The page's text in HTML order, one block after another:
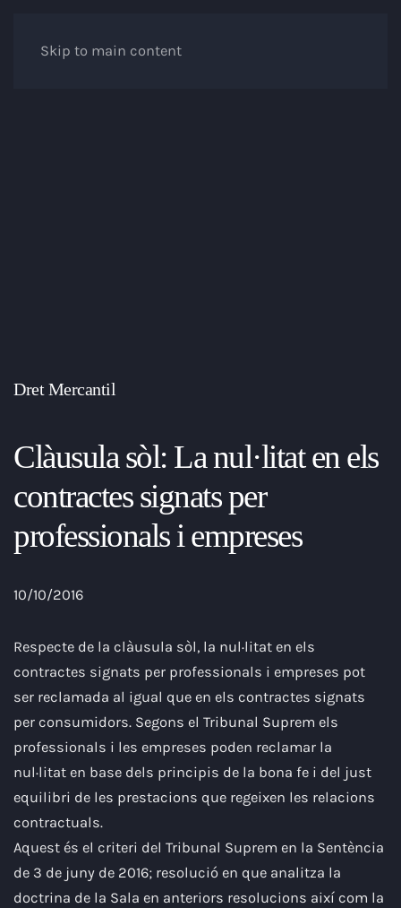
Skip to main content
Dret Mercantil
Clàusula sòl: La nul·litat en els
contractes signats per
professionals i empreses
10/10/2016
Respecte de la clàusula sòl, la nul·litat en els
contractes signats per professionals i empreses pot
ser reclamada al igual que en els contractes signats
per consumidors. Segons el Tribunal Suprem els
professionals i les empreses poden reclamar la
nul·litat en base dels principis de la bona fe i del just
equilibri de les prestacions que regeixen les relacions
contractuals.
Aquest és el criteri del Tribunal Suprem en la Sentència
de 3 de juny de 2016; resolució en que analitza la
doctrina de la Sala en anteriors resolucions així com la